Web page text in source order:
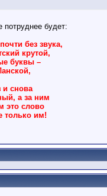
будет:
без звука,
крутой,
буквы –
и снова
а за ним
это слово
только им!